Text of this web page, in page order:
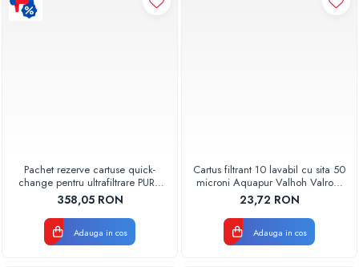
Pachet rezerve cartuse quick-
change pentru ultrafiltrare PUR4
Aquapur Valhoh Valrom
358,05 RON
Adauga in cos
Cartus filtrant 10 lavabil cu sita 50
microni Aquapur Valhoh Valrom
AQUA07000310050
23,72 RON
Adauga in cos